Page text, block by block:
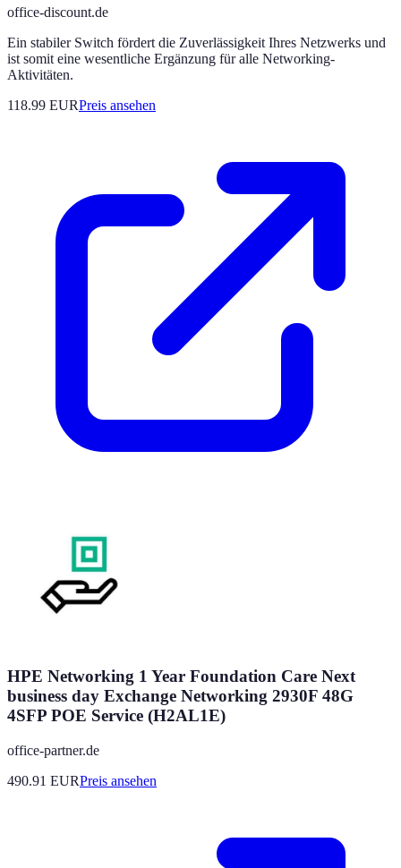
office-discount.de
Ein stabiler Switch fördert die Zuverlässigkeit Ihres Netzwerks und
ist somit eine wesentliche Ergänzung für alle Networking-
Aktivitäten.
118.99 EURPreis ansehen
HPE Networking 1 Year Foundation Care Next
business day Exchange Networking 2930F 48G
4SFP POE Service (H2AL1E)
office-partner.de
490.91 EURPreis ansehen